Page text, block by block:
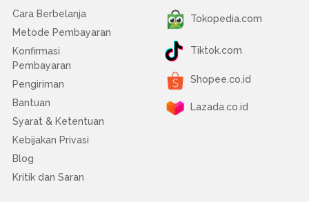
Cara Berbelanja
Metode Pembayaran
Konfirmasi
Pembayaran
Pengiriman
Bantuan
Syarat & Ketentuan
Kebijakan Privasi
Blog
Kritik dan Saran
Tokopedia.com
Tiktok.com
Shopee.co.id
Lazada.co.id